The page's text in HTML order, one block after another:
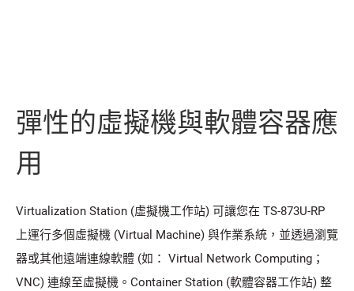
彈性的虛擬機與軟體容器應
用
Virtualization Station (虛擬機工作站) 可讓您在 TS-873U-RP
上運行多個虛擬機 (Virtual Machine) 與作業系統，並透過瀏覽
器或其他遠端連線軟體 (如： Virtual Network Computing；
VNC) 連線至虛擬機。Container Station (軟體容器工作站) 整